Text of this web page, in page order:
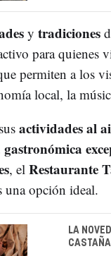
y tradiciones
para quienes
permiten a los
local, la
actividades al
, el Restaurante
una opción ideal.
LA